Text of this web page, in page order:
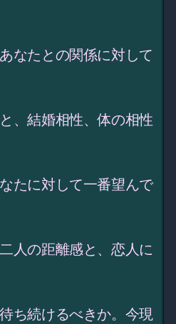
なたとの関係に対して
、結婚相性、体の相性
たに対して一番望んで
人の距離感と、恋人に
ち続けるべきか。今現